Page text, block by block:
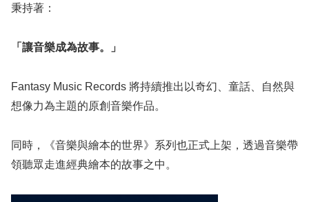
秉持著：
「讓音樂成為故事。」
Fantasy Music Records 將持續推出以奇幻、童話、自然與
想像力為主題的原創音樂作品。
同時，《音樂與繪本的世界》系列也正式上架，透過音樂帶
領聽眾走進經典繪本的故事之中。